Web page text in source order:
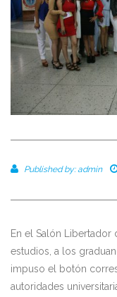
Published by:admin
En el Salón Libertador
estudios, a los
impuso el botón
autoridades